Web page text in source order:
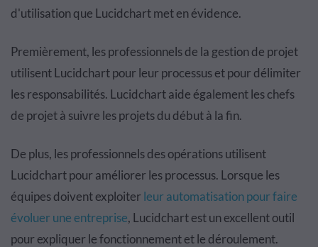
d'utilisation que Lucidchart met en évidence.
Premièrement, les professionnels de la gestion de projet
utilisent Lucidchart pour leur processus et pour délimiter
les responsabilités. Lucidchart aide également les chefs
de projet à suivre les projets du début à la fin.
De plus, les professionnels des opérations utilisent
Lucidchart pour améliorer les processus. Lorsque les
équipes doivent exploiter leur automatisation pour faire
évoluer une entreprise, Lucidchart est un excellent outil
pour expliquer le fonctionnement et le déroulement.